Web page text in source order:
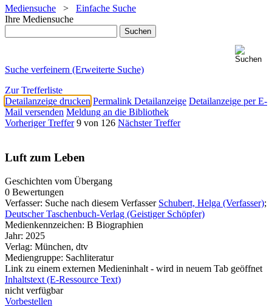
Mediensuche > Einfache Suche
Ihre Mediensuche
Suche verfeinern (Erweiterte Suche)
Zur Trefferliste
Detailanzeige drucken Permalink Detailanzeige Detailanzeige per E-
Mail versenden Meldung an die Bibliothek
Vorheriger Treffer 9 von 126 Nächster Treffer
Luft zum Leben
Geschichten vom Übergang
0 Bewertungen
Verfasser: Suche nach diesem Verfasser Schubert, Helga (Verfasser);
Deutscher Taschenbuch-Verlag (Geistiger Schöpfer)
Medienkennzeichen: B Biographien
Jahr: 2025
Verlag: München, dtv
Mediengruppe: Sachliteratur
Link zu einem externen Medieninhalt - wird in neuem Tab geöffnet
Inhaltstext (E-Ressource Text)
nicht verfügbar
Vorbestellen